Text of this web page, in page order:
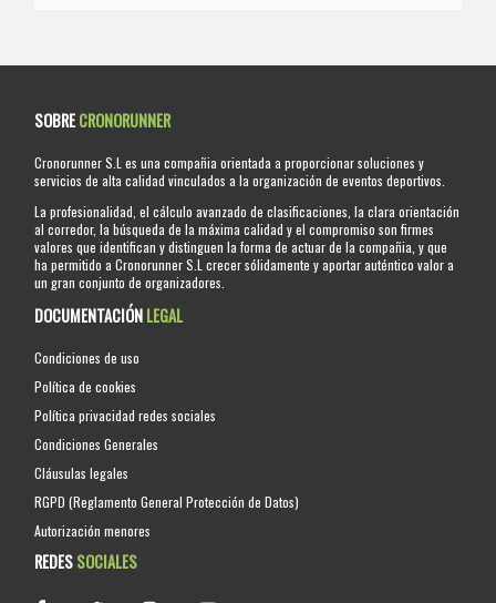
SOBRECRONORUNNER
Cronorunner S.L es una compañia orientada a proporcionar soluciones y
servicios de alta calidad vinculados a la organización de eventos deportivos.
La profesionalidad, el cálculo avanzado de clasificaciones, la clara orientación
al corredor, la búsqueda de la máxima calidad y el compromiso son firmes
valores que identifican y distinguen la forma de actuar de la compañia, y que
ha permitido a Cronorunner S.L crecer sólidamente y aportar auténtico valor a
un gran conjunto de organizadores.
DOCUMENTACIÓNLEGAL
Condiciones de uso
Política de cookies
Política privacidad redes sociales
Condiciones Generales
Cláusulas legales
RGPD (Reglamento General Protección de Datos)
Autorización menores
REDESSOCIALES